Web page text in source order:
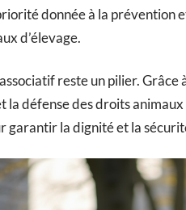
donnée à la prévention et
d’élevage.
reste un pilier. Grâce
la défense des droits
garantir la dignité et la